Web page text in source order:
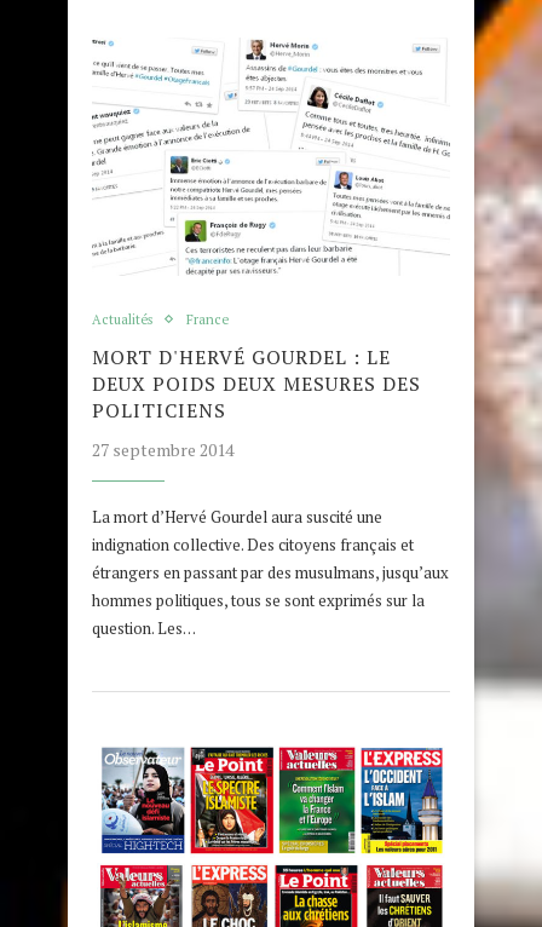
Actualités France
MORT D'HERVÉ GOURDEL : LE
DEUX POIDS DEUX MESURES DES
POLITICIENS
27 septembre 2014
La mort d’Hervé Gourdel aura suscité une
indignation collective. Des citoyens français et
étrangers en passant par des musulmans, jusqu’aux
hommes politiques, tous se sont exprimés sur la
question. Les…